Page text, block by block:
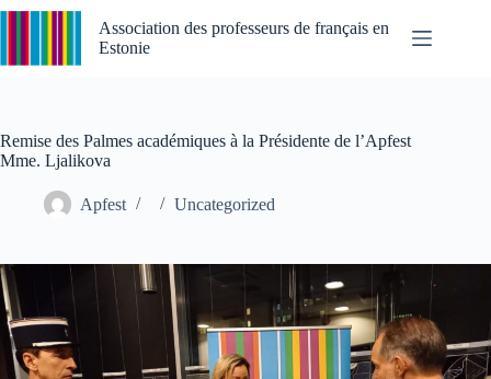
Passer
Association des professeurs de français en
Estonie
Remise des Palmes académiques à la Présidente de l’Apfest
Mme. Ljalikova
Apfest Uncategorized